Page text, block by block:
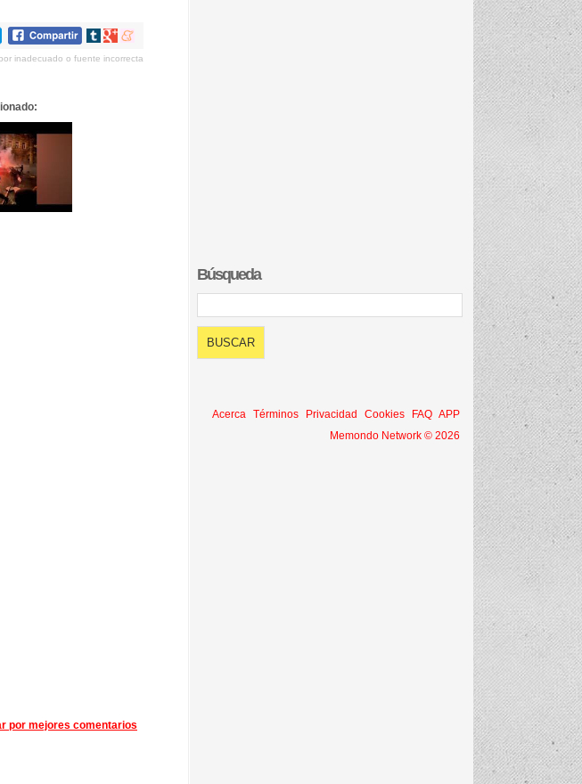
Compartir
tumblr
Compartir
Google+
Compartir
meneame
inadecuado o fuente incorrecta
por mejores comentarios
Búsqueda
Acerca Términos Privacidad Cookies FAQ APP
Memondo Network © 2026